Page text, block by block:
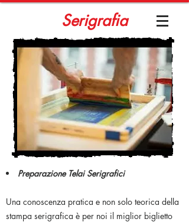
Serigrafia
Preparazione Telai Serigrafici
Una conoscenza pratica e non solo teorica della
stampa serigrafica è per noi il miglior biglietto